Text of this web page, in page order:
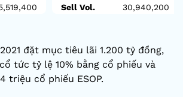
Sell Vol.
30,940,200
đặt mục tiêu lãi 1.200 tỷ đồng,
tức tỷ lệ 10% bằng cổ phiếu và
triệu cổ phiếu ESOP.